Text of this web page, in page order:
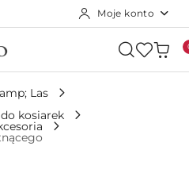
Moje konto
Las
kosiarek